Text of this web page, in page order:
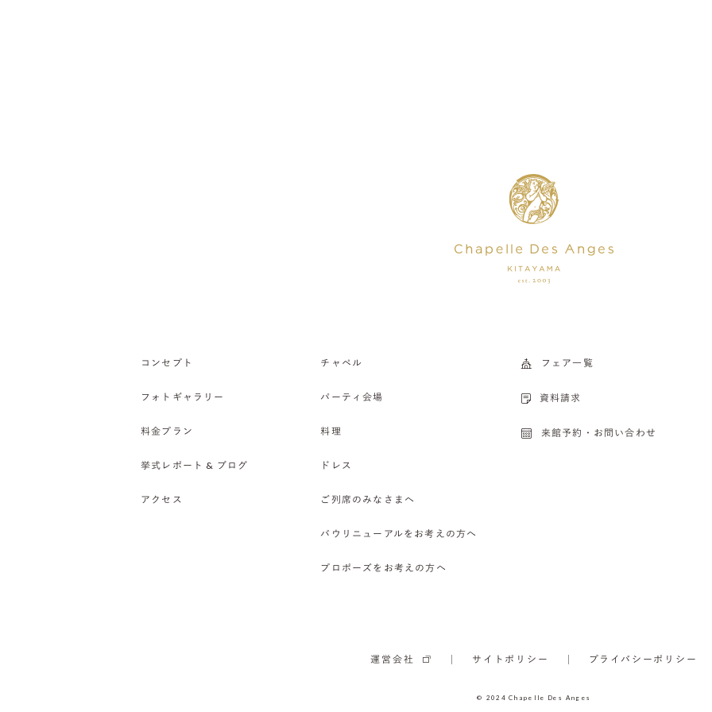
コンセプト
フォトギャラリー
料金プラン
挙式レポート & ブログ
アクセス
チャペル
パーティ会場
料理
ドレス
ご列席のみなさまへ
バウリニューアルをお考えの方へ
プロポーズをお考えの方へ
フェア一覧
資料請求
来館予約・お問い合わせ
運営会社 サイトポリシー プライバシーポリシー
© 2024 Chapelle Des Anges